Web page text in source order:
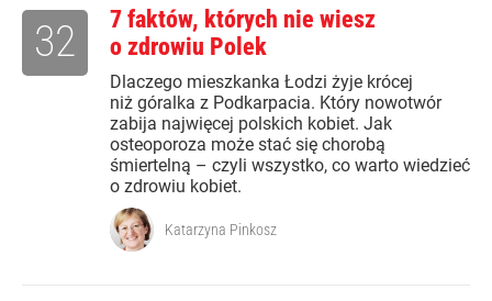
7 faktów, których nie wiesz
o zdrowiu Polek
Dlaczego mieszkanka Łodzi żyje krócej
niż góralka z Podkarpacia. Który nowotwór
zabija najwięcej polskich kobiet. Jak
osteoporoza może stać się chorobą
śmiertelną – czyli wszystko, co warto wiedzieć
o zdrowiu kobiet.
32
Katarzyna Pinkosz